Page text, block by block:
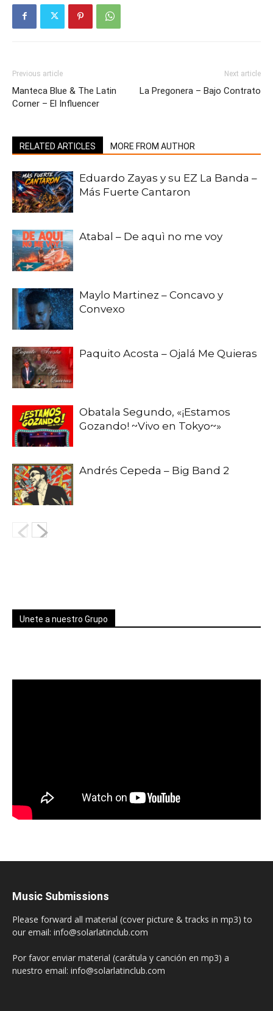
Previous article
Manteca Blue & The Latin
Corner – El Influencer
Next article
La Pregonera – Bajo Contrato
RELATED ARTICLES MORE FROM AUTHOR
Eduardo Zayas y su EZ La Banda –
Más Fuerte Cantaron
Atabal – De aquì no me voy
Maylo Martinez – Concavo y
Convexo
Paquito Acosta – Ojalá Me Quieras
Obatala Segundo, «¡Estamos
Gozando! ~Vivo en Tokyo~»
Andrés Cepeda – Big Band 2
Unete a nuestro Grupo
Music Submissions
Please forward all material (cover picture & tracks in mp3) to
our email: info@solarlatinclub.com
Por favor enviar material (carátula y canción en mp3) a
nuestro email: info@solarlatinclub.com